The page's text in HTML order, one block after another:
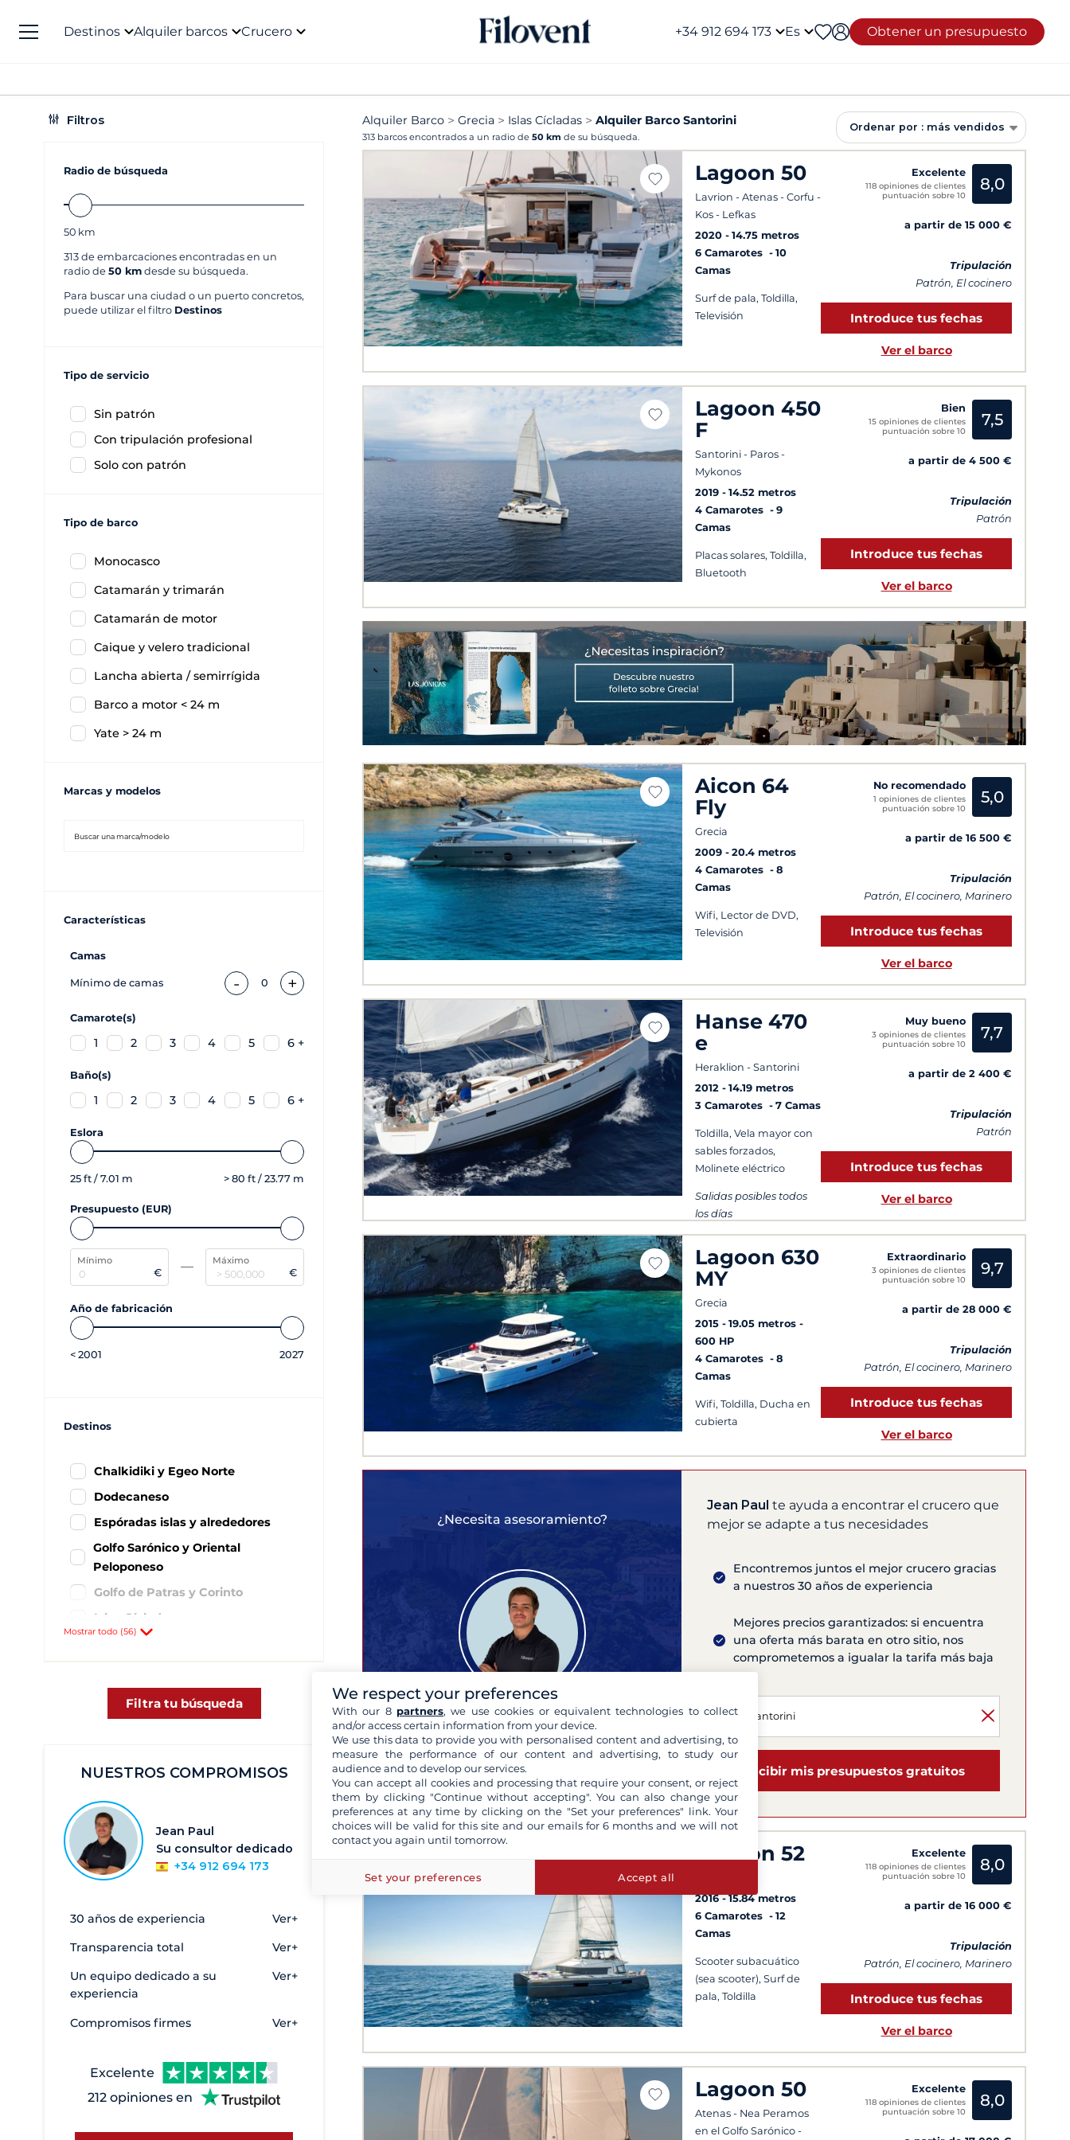
Destinos Alquiler barcos Crucero +34 912 694 173 Es Obtener un presupuesto
Filtros
Radio de búsqueda
50 km
313 de embarcaciones encontradas en un
radio de 50 km desde su búsqueda.
Para buscar una ciudad o un puerto concretos,
puede utilizar el filtro Destinos
Tipo de servicio
Sin patrón
Con tripulación profesional
Solo con patrón
Tipo de barco
Monocasco
Catamarán y trimarán
Catamarán de motor
Caique y velero tradicional
Lancha abierta / semirrígida
Barco a motor < 24 m
Yate > 24 m
Marcas y modelos
Características
Camas
Mínimo de camas - 0 +
Camarote(s)
1 2 3 4 5 6 +
Baño(s)
1 2 3 4 5 6 +
Eslora
25 ft / 7.01 m > 80 ft / 23.77 m
Presupuesto (EUR)
Mínimo
€
Máximo
€
Año de fabricación
< 2001 2027
Destinos
Chalkidiki y Egeo Norte
Dodecaneso
Espóradas islas y alrededores
Golfo Sarónico y Oriental
Peloponeso
Golfo de Patras y Corinto
Islas Cícladas
Aigeiros- port Fanari
Atenas
856
Creta
Egina
Elefsina - Marina Kalympaki
Evia - Oreoi
Galatas
Heraklion
Kalamata
Kavala
27
Keramoti
Kiato
Mostrar todo (56)
Filtra tu búsqueda
NUESTROS COMPROMISOS
Jean Paul
Su consultor dedicado
+34 912 694 173
30 años de experiencia Ver+
Transparencia total Ver+
Un equipo dedicado a su
experiencia
Ver+
Compromisos firmes Ver+
Excelente
212 opiniones en
Alquiler Barco Grecia Islas Cícladas Alquiler Barco Santorini
313 barcos encontrados a un radio de 50 km de su búsqueda.
Ordenar por : más vendidos
Lagoon 50
Lavrion - Atenas - Corfu -
Kos - Lefkas
2020
14.75 metros
6 Camarotes
10
Camas
Surf de pala, Toldilla,
Televisión
Excelente
118 opiniones de clientes
puntuación sobre 10
8,0
a partir de 15 000 €
Tripulación
Patrón, El cocinero
Introduce tus fechas
Ver el barco
Lagoon 450
F
Santorini - Paros -
Mykonos
2019
14.52 metros
4 Camarotes
9
Camas
Placas solares, Toldilla,
Bluetooth
Bien
15 opiniones de clientes
puntuación sobre 10
7,5
a partir de 4 500 €
Tripulación
Patrón
Introduce tus fechas
Ver el barco
Aicon 64
Fly
Grecia
2009
20.4 metros
4 Camarotes
8
Camas
Wifi, Lector de DVD,
Televisión
No recomendado
1 opiniones de clientes
puntuación sobre 10
5,0
a partir de 16 500 €
Tripulación
Patrón, El cocinero, Marinero
Introduce tus fechas
Ver el barco
Hanse 470
e
Heraklion - Santorini
2012
14.19 metros
3 Camarotes
7 Camas
Toldilla, Vela mayor con
sables forzados,
Molinete eléctrico
Salidas posibles todos
los días
Muy bueno
3 opiniones de clientes
puntuación sobre 10
7,7
a partir de 2 400 €
Tripulación
Patrón
Introduce tus fechas
Ver el barco
Lagoon 630
MY
Grecia
2015
19.05 metros
600 HP
4 Camarotes
8
Camas
Wifi, Toldilla, Ducha en
cubierta
Extraordinario
3 opiniones de clientes
puntuación sobre 10
9,7
a partir de 28 000 €
Tripulación
Patrón, El cocinero, Marinero
Introduce tus fechas
Ver el barco
¿Necesita asesoramiento?
Jean Paul
experto en tus cruceros
Jean Paul te ayuda a encontrar el crucero que
mejor se adapte a tus necesidades
Encontremos juntos el mejor crucero gracias
a nuestros 30 años de experiencia
Mejores precios garantizados: si encuentra
una oferta más barata en otro sitio, nos
comprometemos a igualar la tarifa más baja
Recibir mis presupuestos gratuitos
Lagoon 52
2016
15.84 metros
6 Camarotes
12
Camas
Scooter subacuático
(sea scooter), Surf de
pala, Toldilla
Excelente
118 opiniones de clientes
puntuación sobre 10
8,0
a partir de 16 000 €
Tripulación
Patrón, El cocinero, Marinero
Introduce tus fechas
Ver el barco
Lagoon 50
Atenas - Nea Peramos
en el Golfo Sarónico -
Excelente
118 opiniones de clientes
puntuación sobre 10
8,0
We respect your preferences
With our 8 partners, we use cookies or equivalent technologies to collect
and/or access certain information from your device.
We use this data to provide you with personalised content and advertising, to
measure the performance of our content and advertising, to study our
audience and to develop our services.
You can accept all cookies and processing that require your consent, or reject
them by clicking "Continue without accepting". You can also change your
preferences at any time by clicking on the "Set your preferences" link. Your
choices will be valid for this site and our emails for 6 months and we will not
contact you again until tomorrow.
Set your preferences Accept all